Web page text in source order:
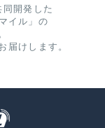
開発した
イル」の
届けします。